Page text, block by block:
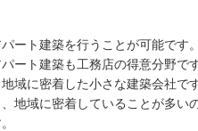
ート建築を行うことが可能で
ート建築も工務店の得意分野です
域に密着した小さな建築会社で
地域に密着していることが多い